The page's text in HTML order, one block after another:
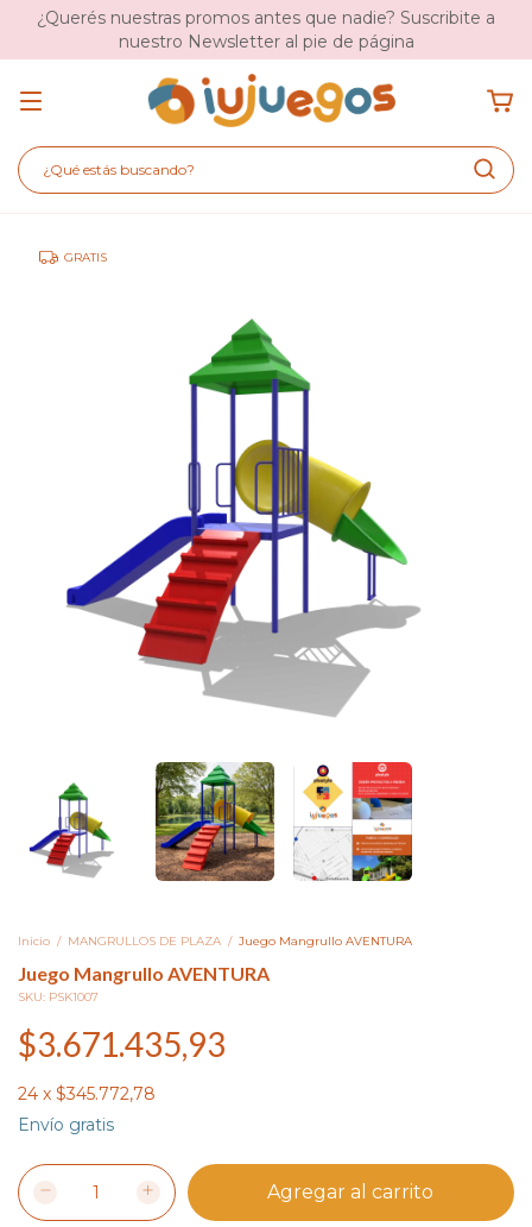
¿Querés nuestras promos antes que nadie? Suscribite a
nuestro Newsletter al pie de página
GRATIS
Inicio / MANGRULLOS DE PLAZA / Juego Mangrullo AVENTURA
Juego Mangrullo AVENTURA
SKU: PSK1007
$3.671.435,93
24 x $345.772,78
Envío gratis